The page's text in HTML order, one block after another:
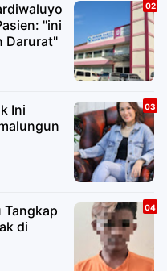
"ini
Darurat"
Ini
Tangkap
di